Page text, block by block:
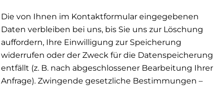
Die von Ihnen im Kontaktformular eingegebenen
Daten verbleiben bei uns, bis Sie uns zur Löschung
auffordern, Ihre Einwilligung zur Speicherung
widerrufen oder der Zweck für die Datenspeicherung
entfällt (z. B. nach abgeschlossener Bearbeitung Ihrer
Anfrage). Zwingende gesetzliche Bestimmungen –